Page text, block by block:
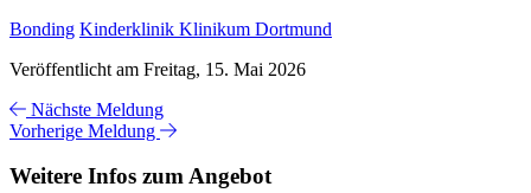
Bonding Kinderklinik Klinikum Dortmund
Veröffentlicht am Freitag, 15. Mai 2026
Nächste Meldung
Vorherige Meldung
Weitere Infos zum Angebot